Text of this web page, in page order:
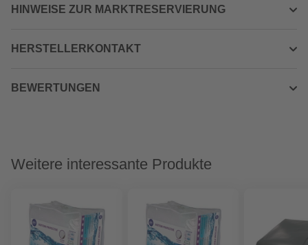
HINWEISE ZUR MARKTRESERVIERUNG
HERSTELLERKONTAKT
BEWERTUNGEN
Weitere interessante Produkte